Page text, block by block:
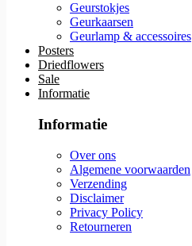
Geurstokjes
Geurkaarsen
Geurlamp & accessoires
Posters
Driedflowers
Sale
Informatie
Informatie
Over ons
Algemene voorwaarden
Verzending
Disclaimer
Privacy Policy
Retourneren